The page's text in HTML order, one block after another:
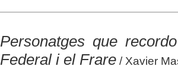
Personatges que
Federal i el Frare/ Xavier